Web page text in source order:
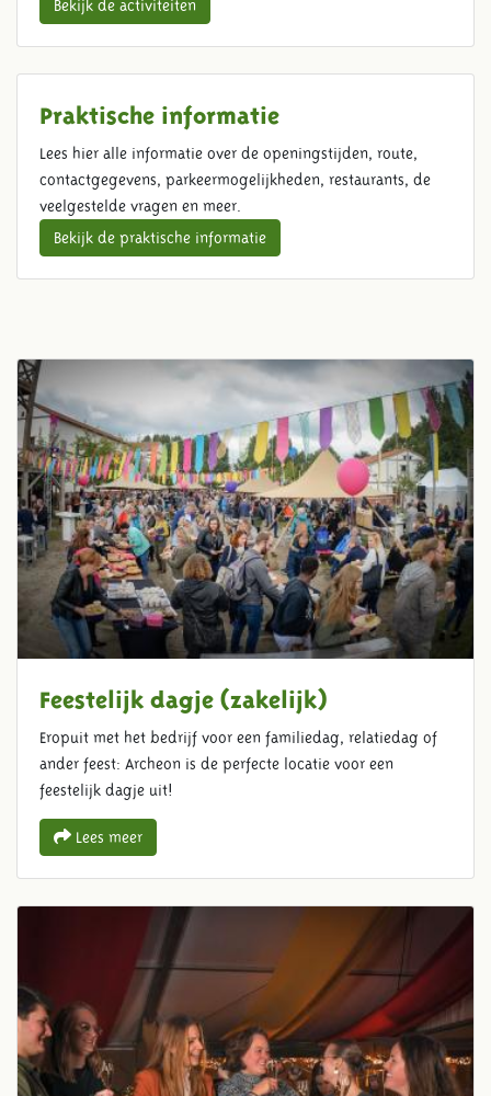
Bekijk de activiteiten
Praktische informatie
Lees hier alle informatie over de openingstijden, route,
contactgegevens, parkeermogelijkheden, restaurants, de
veelgestelde vragen en meer.
Bekijk de praktische informatie
Feestelijk dagje (zakelijk)
Eropuit met het bedrijf voor een familiedag, relatiedag of
ander feest: Archeon is de perfecte locatie voor een
feestelijk dagje uit!
Lees meer